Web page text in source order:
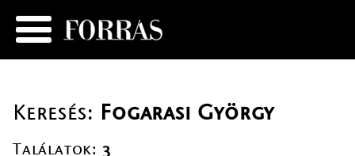
Keresés: Fogarasi György
Találatok: 3